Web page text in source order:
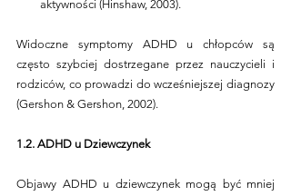
aktywności (Hinshaw, 2003).
Widoczne symptomy ADHD u chłopców są
często szybciej dostrzegane przez nauczycieli i
rodziców, co prowadzi do wcześniejszej diagnozy
(Gershon & Gershon, 2002).
1.2. ADHD u Dziewczynek
Objawy ADHD u dziewczynek mogą być mniej